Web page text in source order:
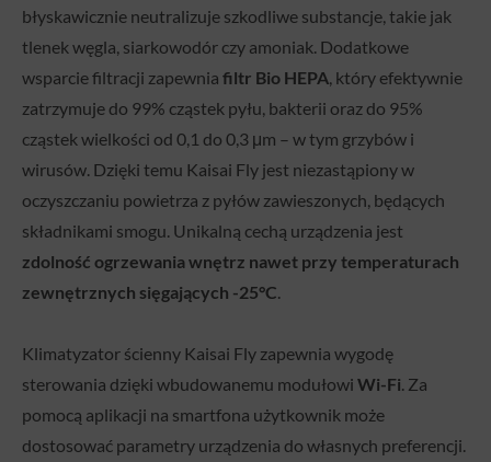
błyskawicznie neutralizuje szkodliwe substancje, takie jak
tlenek węgla, siarkowodór czy amoniak. Dodatkowe
wsparcie filtracji zapewnia filtr Bio HEPA, który efektywnie
zatrzymuje do 99% cząstek pyłu, bakterii oraz do 95%
cząstek wielkości od 0,1 do 0,3 μm – w tym grzybów i
wirusów. Dzięki temu Kaisai Fly jest niezastąpiony w
oczyszczaniu powietrza z pyłów zawieszonych, będących
składnikami smogu. Unikalną cechą urządzenia jest
zdolność ogrzewania wnętrz nawet przy temperaturach
zewnętrznych sięgających -25°C.
Klimatyzator ścienny Kaisai Fly zapewnia wygodę
sterowania dzięki wbudowanemu modułowi Wi-Fi. Za
pomocą aplikacji na smartfona użytkownik może
dostosować parametry urządzenia do własnych preferencji.